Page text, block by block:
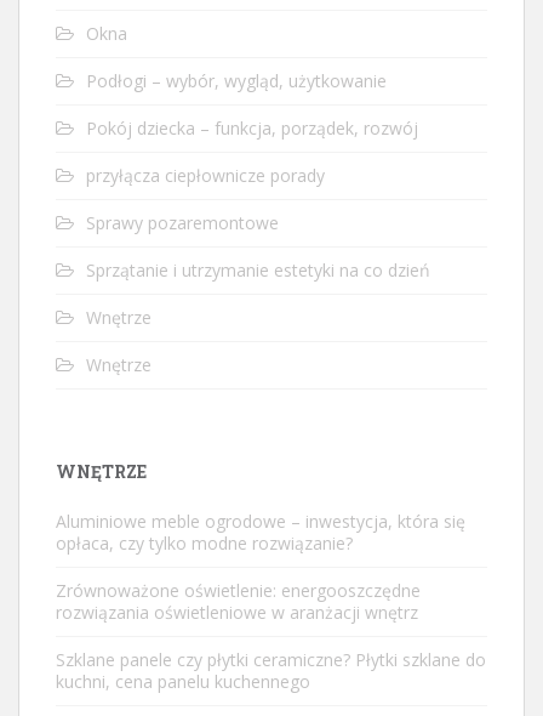
Okna
Podłogi – wybór, wygląd, użytkowanie
Pokój dziecka – funkcja, porządek, rozwój
przyłącza ciepłownicze porady
Sprawy pozaremontowe
Sprzątanie i utrzymanie estetyki na co dzień
Wnętrze
Wnętrze
WNĘTRZE
Aluminiowe meble ogrodowe – inwestycja, która się
opłaca, czy tylko modne rozwiązanie?
Zrównoważone oświetlenie: energooszczędne
rozwiązania oświetleniowe w aranżacji wnętrz
Szklane panele czy płytki ceramiczne? Płytki szklane do
kuchni, cena panelu kuchennego